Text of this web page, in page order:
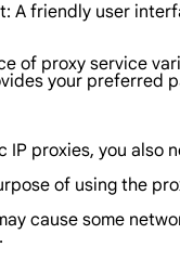
A friendly user
of proxy service
your preferred
IP proxies, you
of using the
cause some